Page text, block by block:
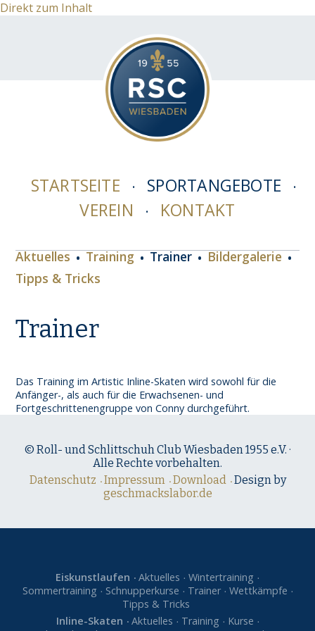
Direkt zum Inhalt
STARTSEITE
SPORTANGEBOTE
VEREIN
KONTAKT
Aktuelles Training Trainer
Bildergalerie
Tipps & Tricks
Trainer
Das Trainingim Artistic Inline-Skatenwird sowohl für die
Anfänger-, als auch für die Erwachsenen- und
Fortgeschrittenengruppe von Conny durchgeführt.
© Roll- und Schlittschuh Club Wiesbaden 1955 e.V. ·
Alle Rechte vorbehalten.
Datenschutz
Impressum Download
Design by
geschmackslabor.de
Eiskunstlaufen Aktuelles
Wintertraining
Sommertraining
Schnupperkurse Trainer
Wettkämpfe
Tipps & Tricks
Inline-Skaten
Aktuelles Training
Kurse